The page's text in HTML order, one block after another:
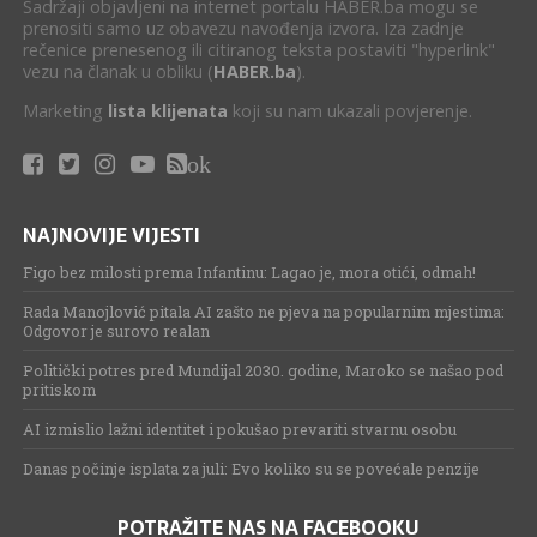
Sadržaji objavljeni na internet portalu HABER.ba mogu se
prenositi samo uz obavezu navođenja izvora. Iza zadnje
rečenice prenesenog ili citiranog teksta postaviti "hyperlink"
vezu na članak u obliku (HABER.ba).
Marketing lista klijenata koji su nam ukazali povjerenje.
ok
NAJNOVIJE VIJESTI
Figo bez milosti prema Infantinu: Lagao je, mora otići, odmah!
Rada Manojlović pitala AI zašto ne pjeva na popularnim mjestima:
Odgovor je surovo realan
Politički potres pred Mundijal 2030. godine, Maroko se našao pod
pritiskom
AI izmislio lažni identitet i pokušao prevariti stvarnu osobu
Danas počinje isplata za juli: Evo koliko su se povećale penzije
POTRAŽITE NAS NA FACEBOOKU